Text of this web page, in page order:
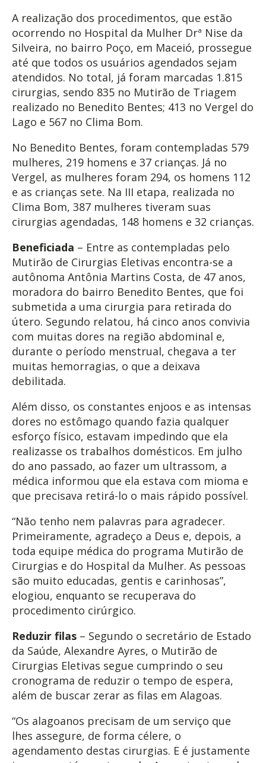
A realização dos procedimentos, que estão
ocorrendo no Hospital da Mulher Drª Nise da
Silveira, no bairro Poço, em Maceió, prossegue
até que todos os usuários agendados sejam
atendidos. No total, já foram marcadas 1.815
cirurgias, sendo 835 no Mutirão de Triagem
realizado no Benedito Bentes; 413 no Vergel do
Lago e 567 no Clima Bom.
No Benedito Bentes, foram contempladas 579
mulheres, 219 homens e 37 crianças. Já no
Vergel, as mulheres foram 294, os homens 112
e as crianças sete. Na III etapa, realizada no
Clima Bom, 387 mulheres tiveram suas
cirurgias agendadas, 148 homens e 32 crianças.
Beneficiada – Entre as contempladas pelo
Mutirão de Cirurgias Eletivas encontra-se a
autônoma Antônia Martins Costa, de 47 anos,
moradora do bairro Benedito Bentes, que foi
submetida a uma cirurgia para retirada do
útero. Segundo relatou, há cinco anos convivia
com muitas dores na região abdominal e,
durante o período menstrual, chegava a ter
muitas hemorragias, o que a deixava
debilitada.
Além disso, os constantes enjoos e as intensas
dores no estômago quando fazia qualquer
esforço físico, estavam impedindo que ela
realizasse os trabalhos domésticos. Em julho
do ano passado, ao fazer um ultrassom, a
médica informou que ela estava com mioma e
que precisava retirá-lo o mais rápido possível.
“Não tenho nem palavras para agradecer.
Primeiramente, agradeço a Deus e, depois, a
toda equipe médica do programa Mutirão de
Cirurgias e do Hospital da Mulher. As pessoas
são muito educadas, gentis e carinhosas”,
elogiou, enquanto se recuperava do
procedimento cirúrgico.
Reduzir filas – Segundo o secretário de Estado
da Saúde, Alexandre Ayres, o Mutirão de
Cirurgias Eletivas segue cumprindo o seu
cronograma de reduzir o tempo de espera,
além de buscar zerar as filas em Alagoas.
“Os alagoanos precisam de um serviço que
lhes assegure, de forma célere, o
agendamento destas cirurgias. E é justamente